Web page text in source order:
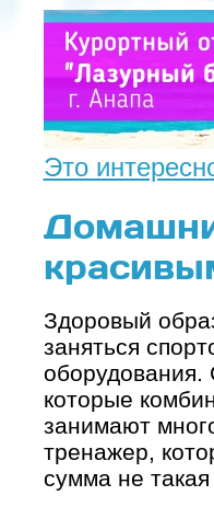
Это
Здоровый
заняться
оборудования.
которые
занимают
тренажер,
сумма не